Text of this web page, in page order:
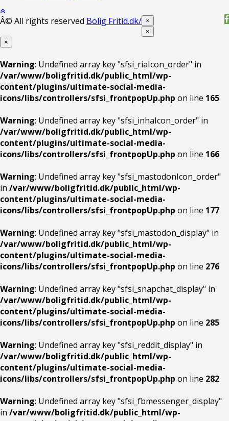
Â© All rights reserved Bolig Fritid.dk/ ×
×
×
Warning: Undefined array key "sfsi_riaIcon_order" in
/var/www/boligfritid.dk/public_html/wp-
content/plugins/ultimate-social-media-
icons/libs/controllers/sfsi_frontpopUp.php on line 165
Warning: Undefined array key "sfsi_inhaIcon_order" in
/var/www/boligfritid.dk/public_html/wp-
content/plugins/ultimate-social-media-
icons/libs/controllers/sfsi_frontpopUp.php on line 166
Warning: Undefined array key "sfsi_mastodonIcon_order"
in /var/www/boligfritid.dk/public_html/wp-
content/plugins/ultimate-social-media-
icons/libs/controllers/sfsi_frontpopUp.php on line 177
Warning: Undefined array key "sfsi_mastodon_display" in
/var/www/boligfritid.dk/public_html/wp-
content/plugins/ultimate-social-media-
icons/libs/controllers/sfsi_frontpopUp.php on line 276
Warning: Undefined array key "sfsi_snapchat_display" in
/var/www/boligfritid.dk/public_html/wp-
content/plugins/ultimate-social-media-
icons/libs/controllers/sfsi_frontpopUp.php on line 285
Warning: Undefined array key "sfsi_reddit_display" in
/var/www/boligfritid.dk/public_html/wp-
content/plugins/ultimate-social-media-
icons/libs/controllers/sfsi_frontpopUp.php on line 282
Warning: Undefined array key "sfsi_fbmessenger_display"
in /var/www/boligfritid.dk/public_html/wp-